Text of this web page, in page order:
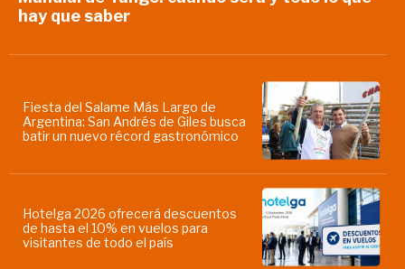
hay que saber
Fiesta del Salame Más Largo de
Argentina: San Andrés de Giles busca
batir un nuevo récord gastronómico
Hotelga 2026 ofrecerá descuentos
de hasta el 10% en vuelos para
visitantes de todo el país